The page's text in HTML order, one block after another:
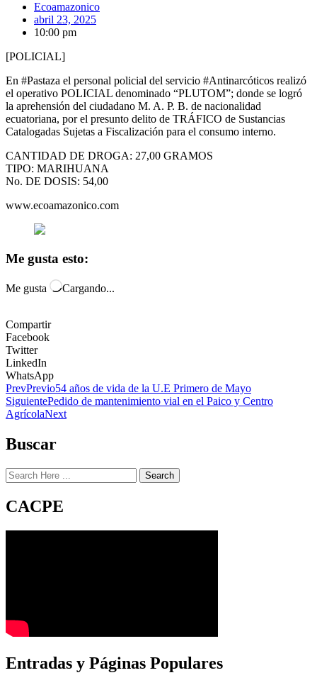
Ecoamazonico
abril 23, 2025
10:00 pm
[POLICIAL]
En #Pastaza el personal policial del servicio #Antinarcóticos realizó
el operativo POLICIAL denominado “PLUTOM”; donde se logró
la aprehensión del ciudadano M. A. P. B. de nacionalidad
ecuatoriana, por el presunto delito de TRÁFICO de Sustancias
Catalogadas Sujetas a Fiscalización para el consumo interno.
CANTIDAD DE DROGA: 27,00 GRAMOS
TIPO: MARIHUANA
No. DE DOSIS: 54,00
www.ecoamazonico.com
Me gusta esto:
Me gusta Cargando...
Compartir
Facebook
Twitter
LinkedIn
WhatsApp
PrevPrevio54 años de vida de la U.E Primero de Mayo
SiguientePedido de mantenimiento vial en el Paico y Centro
AgrícolaNext
Buscar
Search
CACPE
Entradas y Páginas Populares